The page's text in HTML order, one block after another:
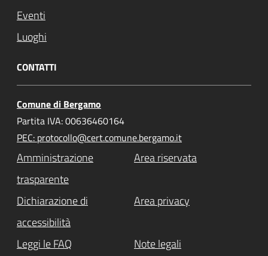
Eventi
Luoghi
CONTATTI
Comune di Bergamo
Partita IVA: 00636460164
PEC: protocollo@cert.comune.bergamo.it
Amministrazione
trasparente
Area riservata
Dichiarazione di
accessibilità
Area privacy
Leggi le FAQ Note legali